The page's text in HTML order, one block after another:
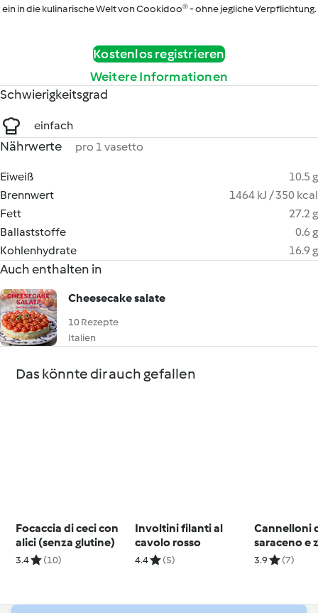
ein in die kulinarische Welt von Cookidoo® - ohne jegliche Verpflichtung.
Kostenlos registrieren
Weitere Informationen
Schwierigkeitsgrad
einfach
Nährwerte pro 1 vasetto
Eiweiß
10.5 g
Brennwert
1464 kJ / 350 kcal
Fett
27.2 g
Ballaststoffe
0.6 g
Kohlenhydrate
16.9 g
Auch enthalten in
Cheesecake salate
10 Rezepte
Italien
Das könnte dir auch gefallen
Focaccia di ceci con
alici (senza glutine)
3.4 (10)
Involtini filanti al
cavolo rosso
4.4 (5)
Cannelloni
saraceno e
3.9 (7)